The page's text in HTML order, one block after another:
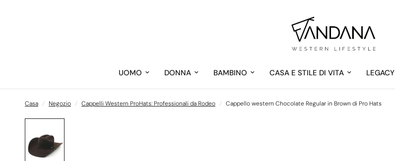
UOMO DONNA BAMBINO CASA E STILE DI VITA LEGACY
Casa / Negozio / Cappelli Western ProHats: Professionali da Rodeo / Cappello western Chocolate Regular in Brown di Pro Hats